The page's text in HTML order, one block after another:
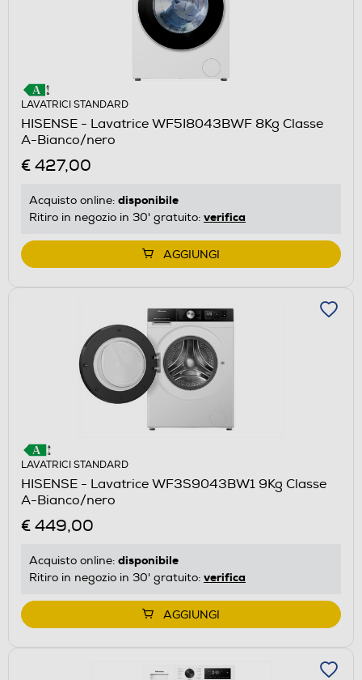
LAVATRICI STANDARD
HISENSE - Lavatrice WF5I8043BWF 8Kg Classe
A-Bianco/nero
€ 427,00
Acquisto online: disponibile
Ritiro in negozio in 30' gratuito: verifica
AGGIUNGI
LAVATRICI STANDARD
HISENSE - Lavatrice WF3S9043BW1 9Kg Classe
A-Bianco/nero
€ 449,00
Acquisto online: disponibile
Ritiro in negozio in 30' gratuito: verifica
AGGIUNGI